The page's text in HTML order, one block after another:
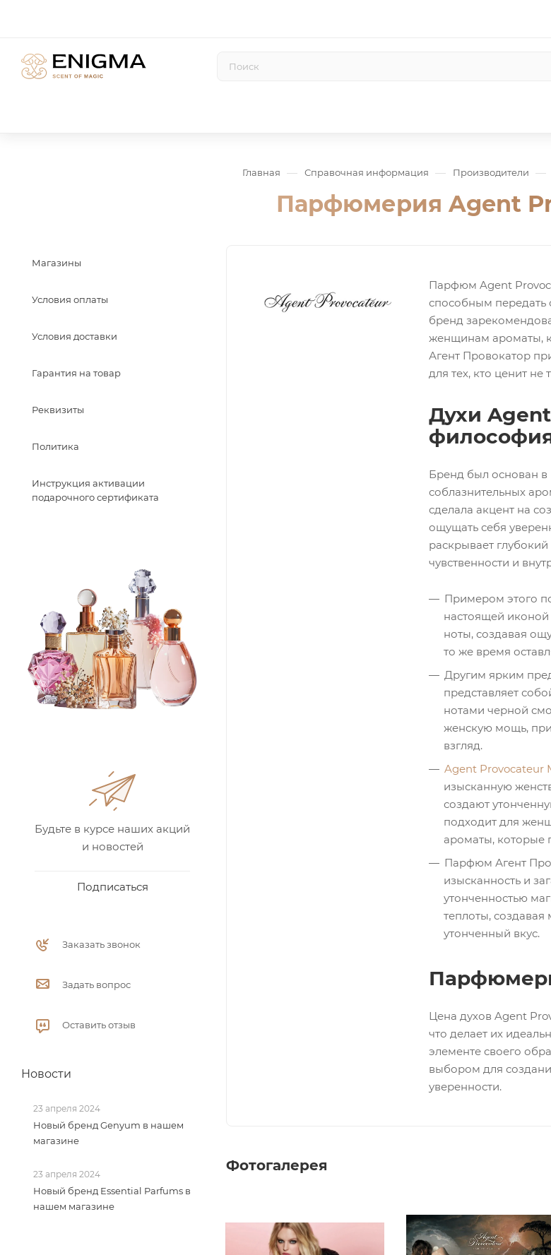
Главная — Справочная информация — Производители —
Парфюмерия Agent
Парфюм Agent
способным передать
бренд
женщинам ароматы,
Агент Провокатор
для тех, кто ценит
Духи
Бренд был основан
соблазнительных
сделала акцент на
ощущать себя
раскрывает
чувственности и
Примером этого
настоящей иконой
ноты, создавая
то же время
Другим ярким
представляет
нотами черной
женскую мощь,
взгляд.
Agent Provocateur
изысканную
создают
подходит для
ароматы, которые
Парфюм Агент
изысканность и
утонченностью
теплоты,
утонченный вкус.
Цена духов Agent
что делает их
элементе своего
выбором для
уверенности.
Фотогалерея
Магазины
Условия оплаты
Условия доставки
Гарантия на товар
Реквизиты
Политика
Инструкция активации
подарочного сертификата
Будьте в курсе наших акций
и новостей
Подписаться
Заказать звонок
Задать вопрос
Оставить отзыв
Новости
23 апреля 2024
Новый бренд Genyum в нашем
магазине
23 апреля 2024
Новый бренд Essential Parfums в
нашем магазине